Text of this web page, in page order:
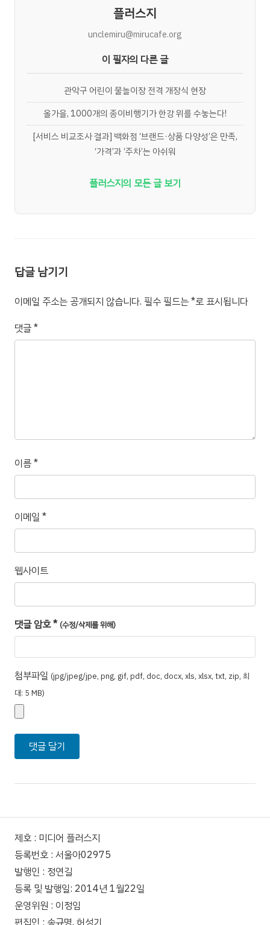
플러스지
unclemiru@mirucafe.org
이 필자의 다른 글
관악구 어린이 물놀이장 전격 개장식 현장
올가을, 1000개의 종이비행기가 한강 위를 수놓는다!
[서비스 비교조사 결과] 백화점 ‘브랜드·상품 다양성’은 만족,
‘가격’과 ‘주차’는 아쉬워
플러스지의 모든 글 보기
답글 남기기
이메일 주소는 공개되지 않습니다. 필수 필드는*로 표시됩니다
댓글*
이름*
이메일 *
웹사이트
댓글 암호* (수정/삭제를 위해)
첨부파일 (jpg/jpeg/jpe, png, gif, pdf, doc, docx, xls, xlsx, txt, zip, 최
대: 5 MB)
제호 : 미디어 플러스지
등록번호 : 서울아02975
발행인 : 정연길
등록 및 발행일: 2014년 1월22일
운영위원 : 이정임